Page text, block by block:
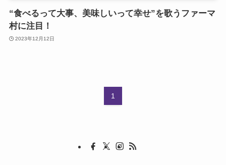
“食べるって大事、美味しいって幸せ”を歌うファーマ
村に注目！
2023年12月12日
1